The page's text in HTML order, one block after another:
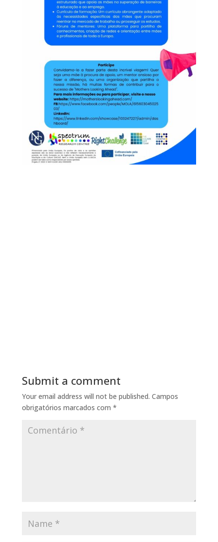
Submit a comment
Your email address will not be published. Campos
obrigatórios marcados com *